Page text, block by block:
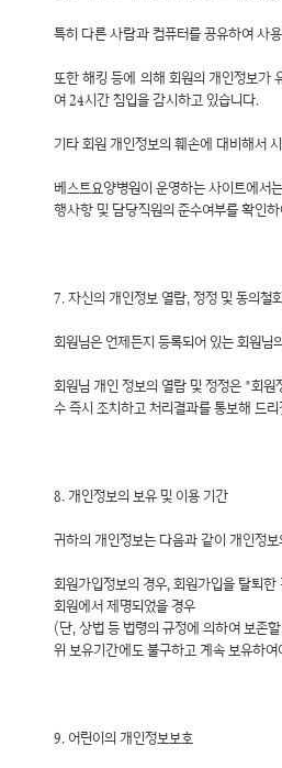
특히 다른 사람과 컴퓨터를 공유하여 사
또한 해킹 등에 의해 회원의 개인정보가
여 24시간 침입을 감시하고 있습니다.
기타 회원 개인정보의 훼손에 대비해서
베스트요양병원이 운영하는 사이트에서
행사항 및 담당직원의 준수여부를 확인
7. 자신의 개인정보 열람, 정정 및 동의철
회원님은 언제든지 등록되어 있는 회원
회원님 개인 정보의 열람 및 정정은 "회
수 즉시 조치하고 처리결과를 통보해 드
8. 개인정보의 보유 및 이용 기간
귀하의 개인정보는 다음과 같이 개인정
회원가입정보의 경우, 회원가입을 탈퇴한
회원에서 제명되었을 경우
(단, 상법 등 법령의 규정에 의하여 보존
위 보유기간에도 불구하고 계속 보유하
9. 어린이의 개인정보보호